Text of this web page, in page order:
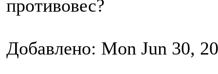
противовес?
Добавлено: Mon Jun 30,